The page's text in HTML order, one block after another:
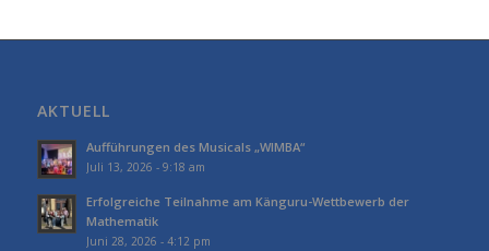
AKTUELL
Aufführungen des Musicals „WIMBA“
Juli 13, 2026 - 9:18 am
Erfolgreiche Teilnahme am Känguru-Wettbewerb der
Mathematik
Juni 28, 2026 - 4:12 pm